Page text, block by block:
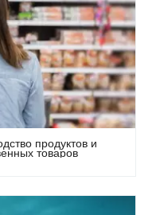
продуктов и
товаров